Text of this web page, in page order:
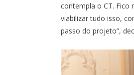
contempla o CT. Fico
viabilizar tudo isso,
passo do projeto”,